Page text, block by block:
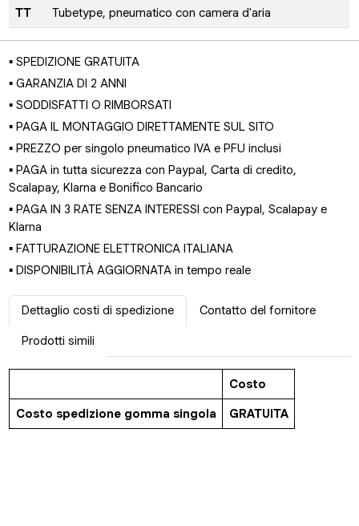
TT Tubetype, pneumatico con camera d'aria
▪ SPEDIZIONE GRATUITA
▪ GARANZIA DI 2 ANNI
▪ SODDISFATTI O RIMBORSATI
▪ PAGA IL MONTAGGIO DIRETTAMENTE SUL SITO
▪ PREZZO per singolo pneumatico IVA e PFU inclusi
▪ PAGA in tutta sicurezza con Paypal, Carta di credito,
Scalapay, Klarna e Bonifico Bancario
▪ PAGA IN 3 RATE SENZA INTERESSI con Paypal, Scalapay e
Klarna
▪ FATTURAZIONE ELETTRONICA ITALIANA
▪ DISPONIBILITÀ AGGIORNATA in tempo reale
Dettaglio costi di spedizione Contatto del fornitore
Prodotti simili
Costo
Costo spedizione gomma singola GRATUITA